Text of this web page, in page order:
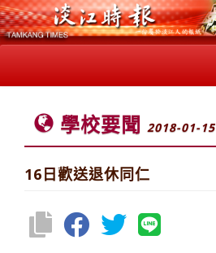
學校要聞 2018-01-15
16日歡送退休同仁